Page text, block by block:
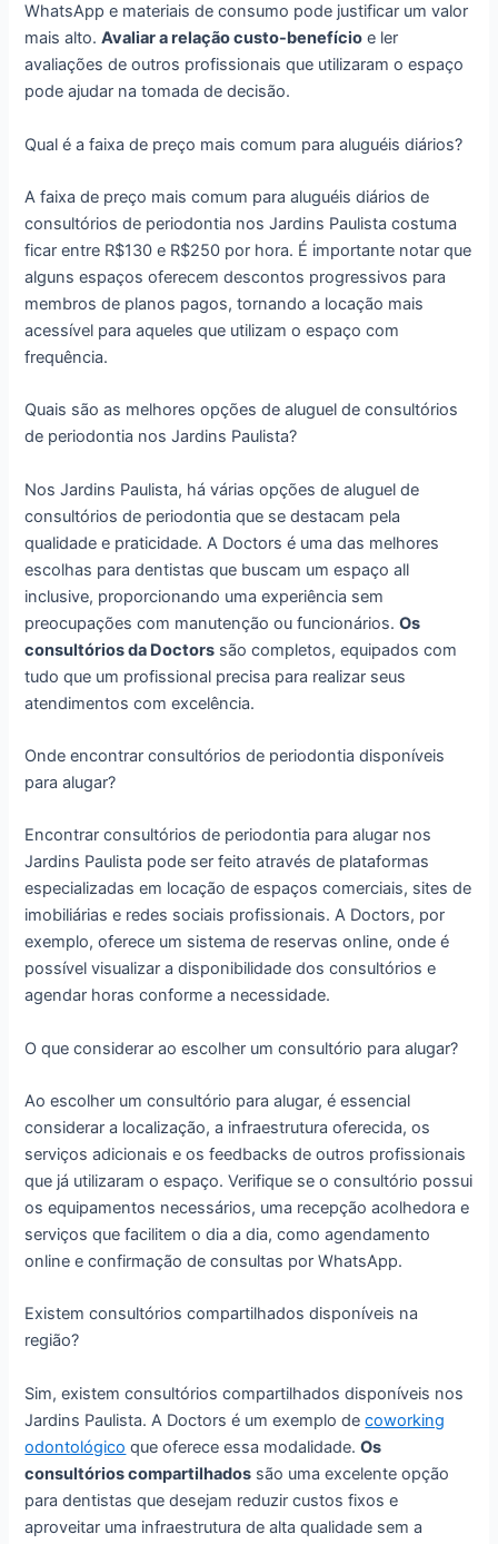
WhatsApp e materiais de consumo pode justificar um valor
mais alto.Avaliar a relação custo-benefício e ler
avaliações de outros profissionais que utilizaram o espaço
pode ajudar na tomada de decisão.
Qual é a faixa de preço mais comum para aluguéis diários?
A faixa de preço mais comum para aluguéis diários de
consultórios de periodontia nos Jardins Paulista costuma
ficar entre R$130 e R$250 por hora. É importante notar que
alguns espaços oferecem descontos progressivos para
membros de planos pagos, tornando a locação mais
acessível para aqueles que utilizam o espaço com
frequência.
Quais são as melhores opções de aluguel de consultórios
de periodontia nos Jardins Paulista?
Nos Jardins Paulista, há várias opções de aluguel de
consultórios de periodontia que se destacam pela
qualidade e praticidade. A Doctors é uma das melhores
escolhas para dentistas que buscam um espaço all
inclusive, proporcionando uma experiência sem
preocupações com manutenção ou funcionários.Os
consultórios da Doctors são completos, equipados com
tudo que um profissional precisa para realizar seus
atendimentos com excelência.
Onde encontrar consultórios de periodontia disponíveis
para alugar?
Encontrar consultórios de periodontia para alugar nos
Jardins Paulista pode ser feito através de plataformas
especializadas em locação de espaços comerciais, sites de
imobiliárias e redes sociais profissionais. A Doctors, por
exemplo, oferece um sistema de reservas online, onde é
possível visualizar a disponibilidade dos consultórios e
agendar horas conforme a necessidade.
O que considerar ao escolher um consultório para alugar?
Ao escolher um consultório para alugar, é essencial
considerar a localização, a infraestrutura oferecida, os
serviços adicionais e os feedbacks de outros profissionais
que já utilizaram o espaço. Verifique se o consultório possui
os equipamentos necessários, uma recepção acolhedora e
serviços que facilitem o dia a dia, como agendamento
online e confirmação de consultas por WhatsApp.
Existem consultórios compartilhados disponíveis na
região?
Sim, existem consultórios compartilhados disponíveis nos
Jardins Paulista. A Doctors é um exemplo decoworking
odontológico que oferece essa modalidade.Os
consultórios compartilhados são uma excelente opção
para dentistas que desejam reduzir custos fixos e
aproveitar uma infraestrutura de alta qualidade sem a